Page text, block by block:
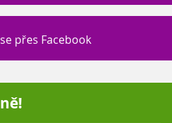
přes Facebook